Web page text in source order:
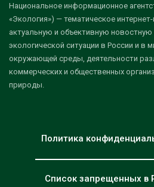
Национальное информационное
«Экология») — тематическое
актуальную и объективную
экологической ситуации в России и в
окружающей среды, деятельности
коммерческих и общественных
природы.
Политика
Список запрещенных в